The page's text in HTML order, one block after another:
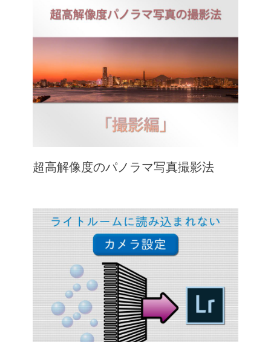
超高解像度のパノラマ写真撮影法